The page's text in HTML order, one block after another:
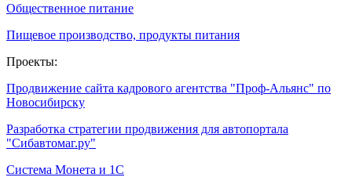
Общественное питание
Пищевое производство, продукты питания
Проекты:
Продвижение сайта кадрового агентства "Проф-Альянс" по
Новосибирску
Разработка стратегии продвижения для автопортала
"Сибавтомаг.ру"
Система Монета и 1С